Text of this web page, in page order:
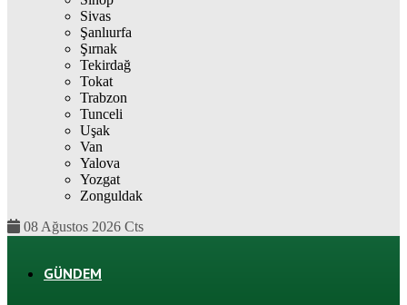
Sivas
Şanlıurfa
Şırnak
Tekirdağ
Tokat
Trabzon
Tunceli
Uşak
Van
Yalova
Yozgat
Zonguldak
08 Ağustos 2026 Cts
GÜNDEM